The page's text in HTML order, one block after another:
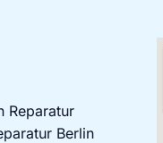
Reparatur
Berlin